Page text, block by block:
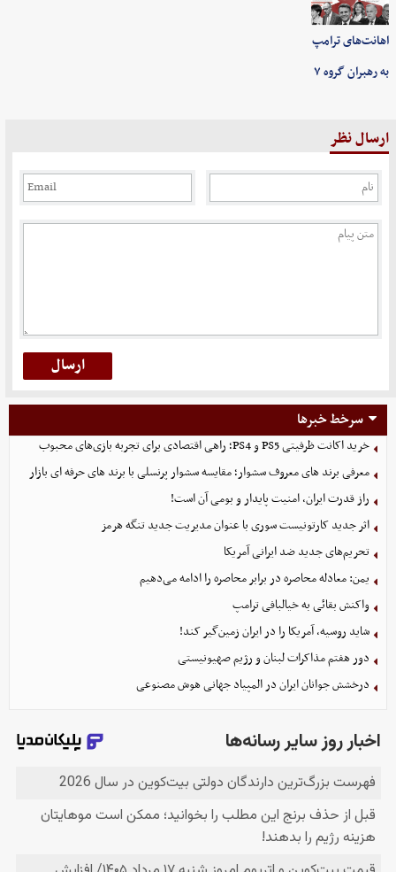
اهانت‌های ترامپ
به رهبران گروه ۷
ارسال نظر
سرخط خبرها
خرید اکانت ظرفیتی PS5 و PS4؛ راهی اقتصادی برای تجربه بازی‌های محبوب
معرفی برند های معروف سشوار؛ مقایسه سشوار پرنسلی با برند های حرفه ای بازار
راز قدرت ایران، امنیت پایدار و بومی آن است!
اثر جدید کارتونیست سوری با عنوان مدیریت جدید تنگه هرمز
تحریم‌های جدید ضد ایرانی آمریکا
یمن: معادله محاصره در برابر محاصره را ادامه می‌دهیم
واکنش بقائی به خیالبافی ترامپ
شاید روسیه، آمریکا را در ایران زمین‌گیر کند!
دور هفتم مذاکرات لبنان و رژیم صهیونیستی
درخشش جوانان ایران در المپیاد جهانی هوش مصنوعی